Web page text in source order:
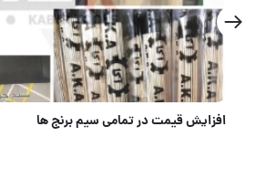
آچار یکسر جغجغه ۷ عددی